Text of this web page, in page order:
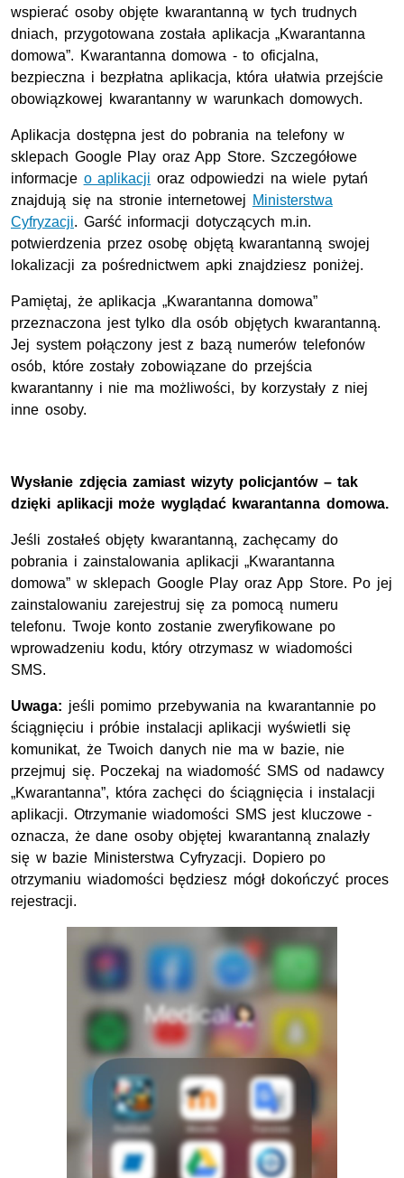
wspierać osoby objęte kwarantanną w tych trudnych
dniach, przygotowana została aplikacja „Kwarantanna
domowa”. Kwarantanna domowa - to oficjalna,
bezpieczna i bezpłatna aplikacja, która ułatwia przejście
obowiązkowej kwarantanny w warunkach domowych.
Aplikacja dostępna jest do pobrania na telefony w
sklepach Google Play oraz App Store. Szczegółowe
informacje o aplikacji oraz odpowiedzi na wiele pytań
znajdują się na stronie internetowej Ministerstwa
Cyfryzacji. Garść informacji dotyczących m.in.
potwierdzenia przez osobę objętą kwarantanną swojej
lokalizacji za pośrednictwem apki znajdziesz poniżej.
Pamiętaj, że aplikacja „Kwarantanna domowa”
przeznaczona jest tylko dla osób objętych kwarantanną.
Jej system połączony jest z bazą numerów telefonów
osób, które zostały zobowiązane do przejścia
kwarantanny i nie ma możliwości, by korzystały z niej
inne osoby.
Wysłanie zdjęcia zamiast wizyty policjantów – tak
dzięki aplikacji może wyglądać kwarantanna domowa.
Jeśli zostałeś objęty kwarantanną, zachęcamy do
pobrania i zainstalowania aplikacji „Kwarantanna
domowa” w sklepach Google Play oraz App Store. Po jej
zainstalowaniu zarejestruj się za pomocą numeru
telefonu. Twoje konto zostanie zweryfikowane po
wprowadzeniu kodu, który otrzymasz w wiadomości
SMS.
Uwaga: jeśli pomimo przebywania na kwarantannie po
ściągnięciu i próbie instalacji aplikacji wyświetli się
komunikat, że Twoich danych nie ma w bazie, nie
przejmuj się. Poczekaj na wiadomość SMS od nadawcy
„Kwarantanna”, która zachęci do ściągnięcia i instalacji
aplikacji. Otrzymanie wiadomości SMS jest kluczowe -
oznacza, że dane osoby objętej kwarantanną znalazły
się w bazie Ministerstwa Cyfryzacji. Dopiero po
otrzymaniu wiadomości będziesz mógł dokończyć proces
rejestracji.